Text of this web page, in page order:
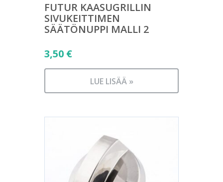
FUTUR KAASUGRILLIN
SIVUKEITTIMEN
SÄÄTÖNUPPI MALLI 2
3,50 €
LUE LISÄÄ »